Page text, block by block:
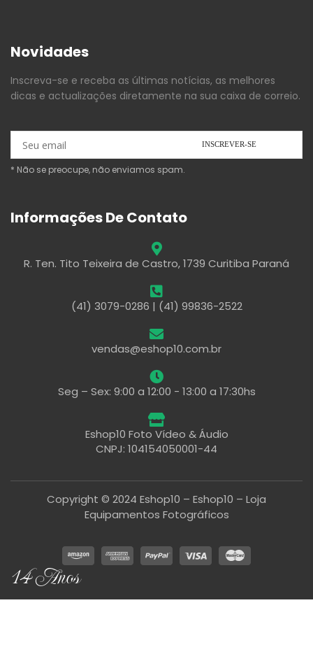
Novidades
Inscreva-se e receba as últimas notícias, as melhores
dicas e actualizações diretamente na sua caixa de correio.
* Não se preocupe, não enviamos spam.
Informações De Contato
R. Ten. Tito Teixeira de Castro, 1739 Curitiba Paraná
(41) 3079-0286 | (41) 99836-2522
vendas@eshop10.com.br
Seg – Sex: 9:00 a 12:00 - 13:00 a 17:30hs
Eshop10 Foto Vídeo & Áudio
CNPJ: 104154050001-44
Copyright © 2024 Eshop10 – Eshop10 – Loja
Equipamentos Fotográficos
14 Anos